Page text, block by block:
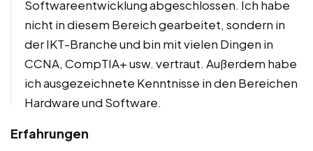
Softwareentwicklung abgeschlossen. Ich habe
nicht in diesem Bereich gearbeitet, sondern in
der IKT-Branche und bin mit vielen Dingen in
CCNA, CompTIA+ usw. vertraut. Außerdem habe
ich ausgezeichnete Kenntnisse in den Bereichen
Hardware und Software.
Erfahrungen